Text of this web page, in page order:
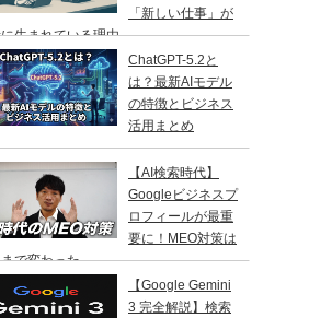
「新しい仕事」が
生まれている理由 ―
ChatGPT-5.2と
は？最新AIモデル
の特徴とビジネス
活用まとめ
【AI検索時代】
Googleビジネスプ
ロフィールが最重
要に！MEO対策は
で変わった
【Google Gemini
3 完全解説】検索